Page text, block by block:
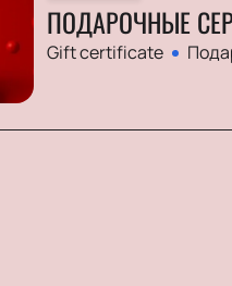
ПОДАРОЧНЫЕ
Gift certificate